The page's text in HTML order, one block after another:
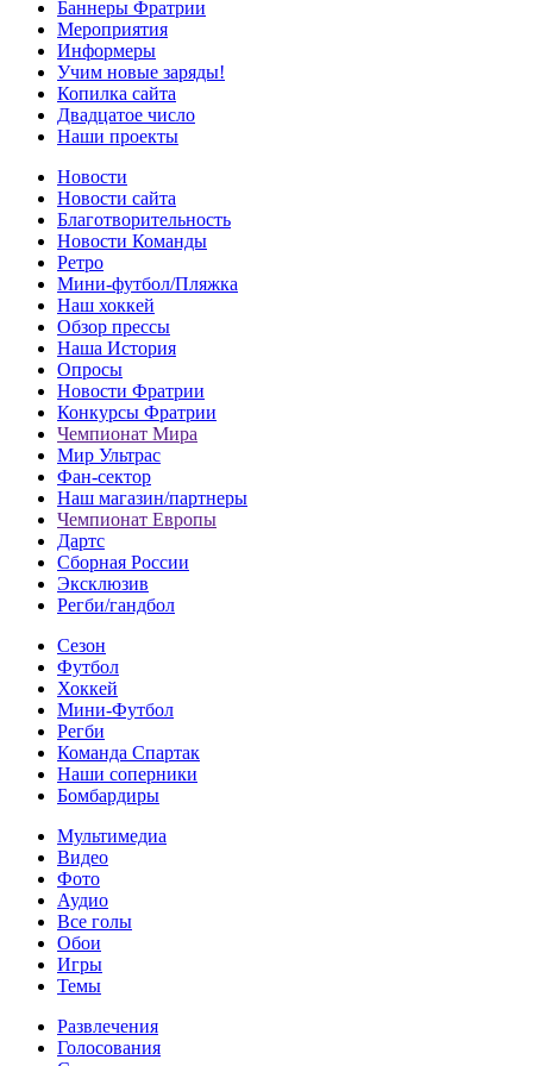
Баннеры Фратрии
Мероприятия
Информеры
Учим новые заряды!
Копилка сайта
Двадцатое число
Наши проекты
Новости
Новости сайта
Благотворительность
Новости Команды
Ретро
Мини-футбол/Пляжка
Наш хоккей
Обзор прессы
Наша История
Опросы
Новости Фратрии
Конкурсы Фратрии
Чемпионат Мира
Мир Ультрас
Фан-cектор
Наш магазин/партнеры
Чемпионат Европы
Дартс
Сборная России
Эксклюзив
Регби/гандбол
Сезон
Футбол
Хоккей
Мини-Футбол
Регби
Команда Спартак
Наши соперники
Бомбардиры
Мультимедиа
Видео
Фото
Аудио
Все голы
Обои
Игры
Темы
Развлечения
Голосования